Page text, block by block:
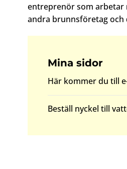
entreprenör som arbetar
andra brunnsföretag
Mina sidor
Här kommer du till
Beställ nyckel till